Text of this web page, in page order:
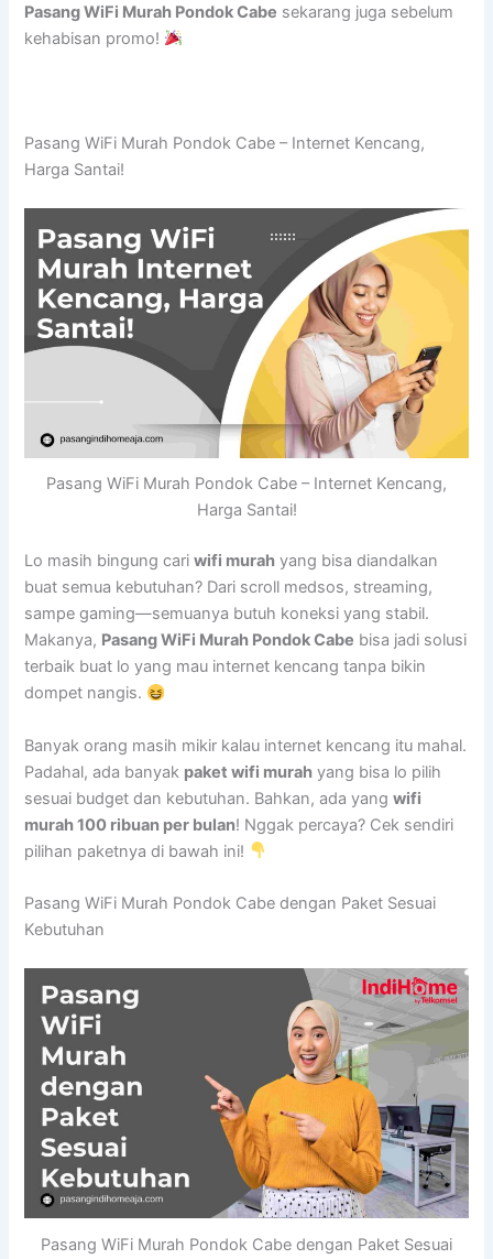
Pasang WiFi Murah Pondok Cabe sekarang juga sebelum
kehabisan promo!
Pasang WiFi Murah Pondok Cabe – Internet Kencang,
Harga Santai!
Pasang WiFi Murah Pondok Cabe – Internet Kencang,
Harga Santai!
Lo masih bingung cariwifi murah yang bisa diandalkan
buat semua kebutuhan? Dari scroll medsos, streaming,
sampe gaming—semuanya butuh koneksi yang stabil.
Makanya, Pasang WiFi Murah Pondok Cabe bisa jadi solusi
terbaik buat lo yang mau internet kencang tanpa bikin
dompet nangis.
Banyak orang masih mikir kalau internet kencang itu mahal.
Padahal, ada banyak paket wifi murah yang bisa lo pilih
sesuai budget dan kebutuhan. Bahkan, ada yangwifi
murah 100 ribuan per bulan! Nggak percaya? Cek sendiri
pilihan paketnya di bawah ini!
Pasang WiFi Murah Pondok Cabe dengan Paket Sesuai
Kebutuhan
Pasang WiFi Murah Pondok Cabe dengan Paket Sesuai